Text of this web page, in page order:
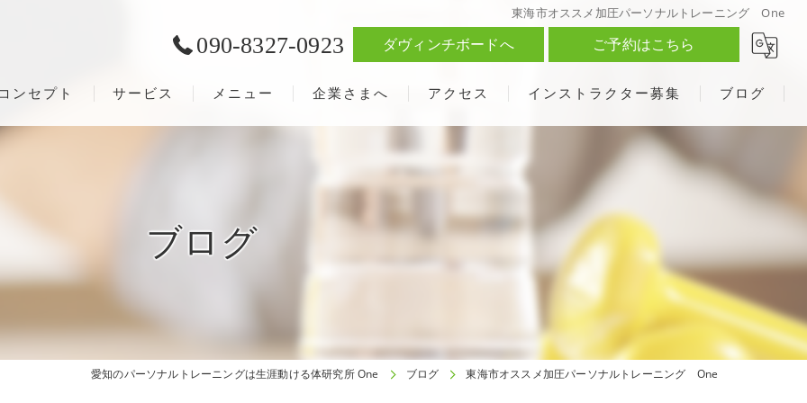
東海市オススメ加圧パーソナルトレーニング One
090-8327-0923 ダヴィンチボードへ ご予約はこちら
ンセプト サービス メニュー 企業さまへ アクセス インストラクター募集 ブログ
ブログ
愛知のパーソナルトレーニングは生涯動ける体研究所 One ブログ 東海市オススメ加圧パーソナルトレーニング One